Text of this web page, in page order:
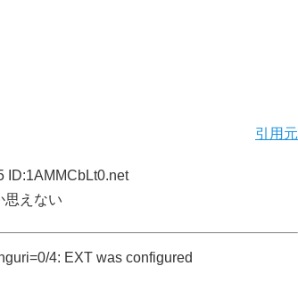
引用元
ID:1AMMCbLt0.net
思えない
4: EXT was configured